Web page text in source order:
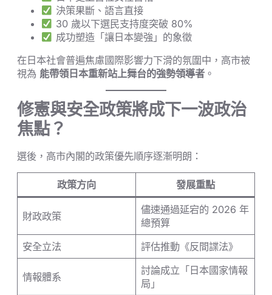
決策果斷、語言直接
30 歲以下選民支持度突破 80%
成功塑造「讓日本變強」的象徵
在日本社會普遍焦慮國際影響力下滑的氛圍中，高市被
視為 能帶領日本重新站上舞台的強勢領導者 。
修憲與安全政策將成下一波政治
焦點？
選後，高市內閣的政策優先順序逐漸明朗：
政策方向 發展重點
財政政策
儘速通過延宕的 2026 年
總預算
安全立法
評估推動《反間諜法》
情報體系
討論成立「日本國家情報
局」